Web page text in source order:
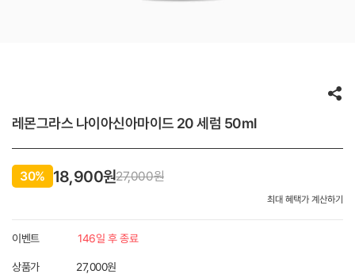
레몬그라스 나이아신아마이드 20 세럼 50ml
최대 혜택가 계산하기
30% 18,900원27,000원
이벤트 146일 후 종료
상품가 27,000원